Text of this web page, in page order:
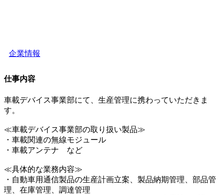
企業情報
仕事内容
車載デバイス事業部にて、生産管理に携わっていただきま
す。
≪車載デバイス事業部の取り扱い製品≫
・車載関連の無線モジュール
・車載アンテナ など
≪具体的な業務内容≫
・自動車用通信製品の生産計画立案、製品納期管理、部品管
理、在庫管理、調達管理